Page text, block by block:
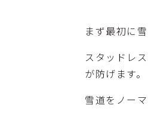
まず最初に
スタッドレ
が防げます。
雪道をノー